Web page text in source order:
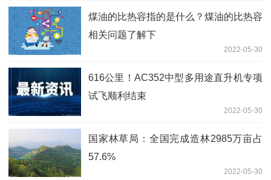
煤油的比热容指的是什么？煤油的比热容
相关问题了解下
2022-05-30
616公里！AC352中型多用途直升机专项
试飞顺利结束
2022-05-30
国家林草局：全国完成造林2985万亩占
57.6%
2022-05-30